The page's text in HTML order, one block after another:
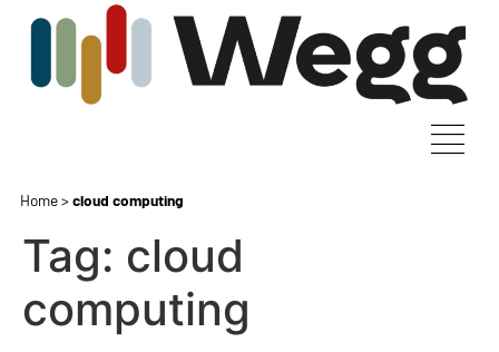
Home>cloud computing
Tag: cloud
computing